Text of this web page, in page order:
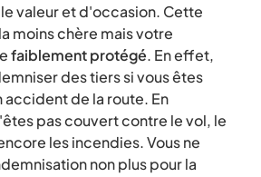
valeur et d'occasion. Cette
moins chère mais votre
faiblement protégé. En effet,
des tiers si vous êtes
de la route. En
pas couvert contre le vol, le
les incendies. Vous ne
non plus pour la